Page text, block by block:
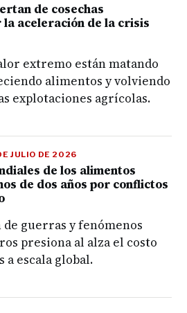
de cosechas
aceleración de la crisis
extremo están matando
alimentos y volviendo
explotaciones agrícolas.
JULIO DE 2026
de los alimentos
de dos años por conflictos
guerras y fenómenos
presiona al alza el costo
a escala global.